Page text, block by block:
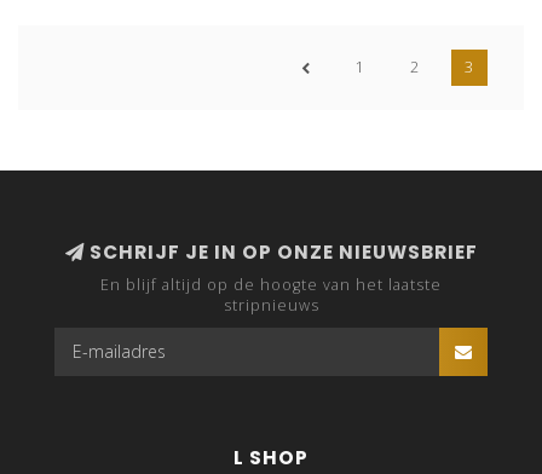
1 2 3
SCHRIJF JE IN OP ONZE NIEUWSBRIEF
En blijf altijd op de hoogte van het laatste
stripnieuws
L SHOP